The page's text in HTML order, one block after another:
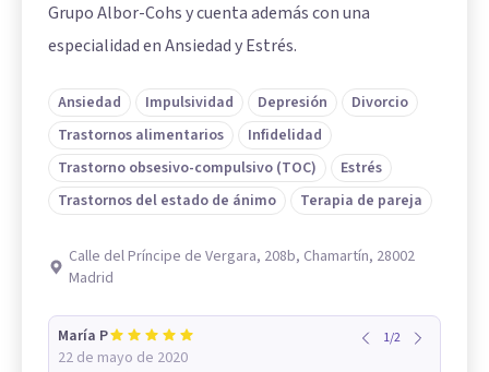
Grupo Albor-Cohs y cuenta además con una
especialidad en Ansiedad y Estrés.
Ansiedad Impulsividad Depresión
Divorcio
Trastornos alimentarios
Infidelidad
Trastorno obsesivo-compulsivo (TOC)
Estrés
Trastornos del estado de ánimo
Terapia de pareja
Calle del Príncipe de Vergara, 208b, Chamartín, 28002
Madrid
María P
22 de mayo de 2020
1/2